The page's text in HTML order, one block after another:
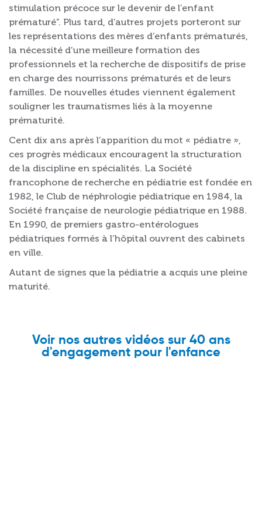
stimulation précoce sur le devenir de l’enfant
prématuré”. Plus tard, d’autres projets porteront sur
les représentations des mères d’enfants prématurés,
la nécessité d’une meilleure formation des
professionnels et la recherche de dispositifs de prise
en charge des nourrissons prématurés et de leurs
familles. De nouvelles études viennent également
souligner les traumatismes liés à la moyenne
prématurité.
Cent dix ans après l’apparition du mot « pédiatre »,
ces progrès médicaux encouragent la structuration
de la discipline en spécialités. La Société
francophone de recherche en pédiatrie est fondée en
1982, le Club de néphrologie pédiatrique en 1984, la
Société française de neurologie pédiatrique en 1988.
En 1990, de premiers gastro-entérologues
pédiatriques formés à l’hôpital ouvrent des cabinets
en ville.
Autant de signes que la pédiatrie a acquis une pleine
maturité.
Voir nos autres vidéos sur 40 ans
d'engagement pour l'enfance